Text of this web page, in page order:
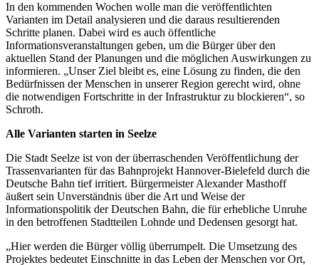
In den kommenden Wochen wolle man die veröffentlichten
Varianten im Detail analysieren und die daraus resultierenden
Schritte planen. Dabei wird es auch öffentliche
Informationsveranstaltungen geben, um die Bürger über den
aktuellen Stand der Planungen und die möglichen Auswirkungen zu
informieren. „Unser Ziel bleibt es, eine Lösung zu finden, die den
Bedürfnissen der Menschen in unserer Region gerecht wird, ohne
die notwendigen Fortschritte in der Infrastruktur zu blockieren“, so
Schroth.
Alle Varianten starten in Seelze
Die Stadt Seelze ist von der überraschenden Veröffentlichung der
Trassenvarianten für das Bahnprojekt Hannover-Bielefeld durch die
Deutsche Bahn tief irritiert. Bürgermeister Alexander Masthoff
äußert sein Unverständnis über die Art und Weise der
Informationspolitik der Deutschen Bahn, die für erhebliche Unruhe
in den betroffenen Stadtteilen Lohnde und Dedensen gesorgt hat.
„Hier werden die Bürger völlig überrumpelt. Die Umsetzung des
Projektes bedeutet Einschnitte in das Leben der Menschen vor Ort,